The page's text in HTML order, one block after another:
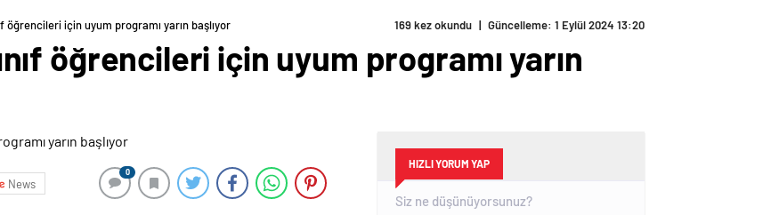
öğrencileri için uyum programı yarın başlıyor 169 kez okundu | Güncelleme: 1 Eylül 2024 13:20
öğrencileri için uyum programı yarın
News
0
HIZLI YORUM YAP